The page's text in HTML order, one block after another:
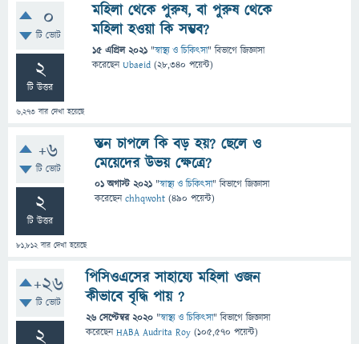
0
টি ভোট
2
টি উত্তর
6,273 বার দেখা হয়েছে
মহিলা থেকে পুরুষ, বা পুরুষ থেকে
মহিলা হওয়া কি সম্ভব?
15 এপ্রিল 2021 "স্বাস্থ্য ও চিকিৎসা" বিভাগে জিজ্ঞাসা
করেছেনUbaeid (28,340 পয়েন্ট)
+6
টি ভোট
2
টি উত্তর
81,812বার দেখা হয়েছে
স্তন চাপলে কি বড় হয়? ছেলে ও
মেয়েদের উভয় ক্ষেত্রে?
01 অগাস্ট 2021 "স্বাস্থ্য ও চিকিৎসা" বিভাগে জিজ্ঞাসা
করেছেনchhqwoht (490 পয়েন্ট)
+26
টি ভোট
2
পিসিওএসের সাহায্যে মহিলা ওজন
কীভাবে বৃদ্ধি পায় ?
26 সেপ্টেম্বর 2020 "স্বাস্থ্য ও চিকিৎসা" বিভাগে জিজ্ঞাসা
করেছেনHABA Audrita Roy (105,570 পয়েন্ট)